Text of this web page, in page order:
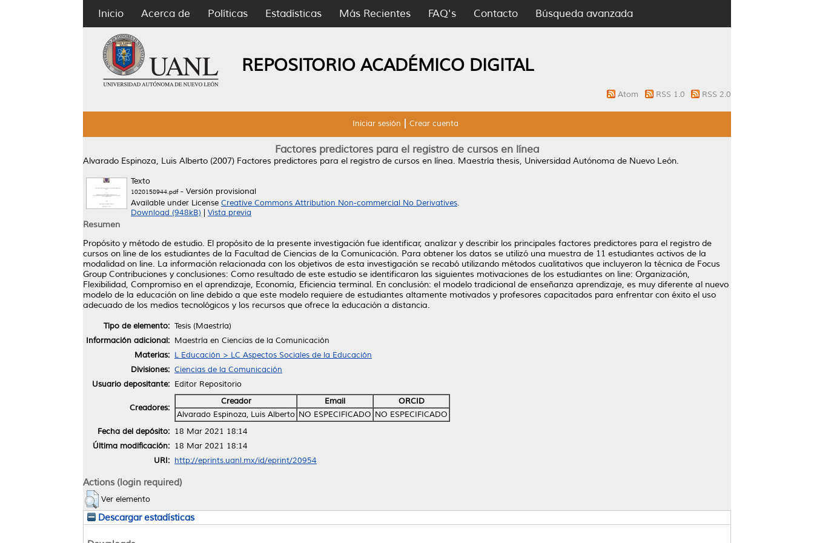
Inicio Acerca de Políticas Estadísticas Más Recientes FAQ's Contacto Búsqueda avanzada
REPOSITORIO ACADÉMICO DIGITAL
Atom RSS 1.0 RSS 2.0
Iniciar sesión Crear cuenta
Factores predictores para el registro de cursos en línea
Alvarado Espinoza, Luis Alberto (2007) Factores predictores para el registro de cursos en línea. Maestría thesis, Universidad Autónoma de Nuevo León.
Texto
1020158944.pdf- Versión provisional
Available under License Creative Commons Attribution Non-commercial No Derivatives.
Download (948kB)
Vista previa
Resumen
Propósito y método de estudio. El propósito de la presente investigación fue identificar, analizar y describir los principales factores predictores para el registro de
cursos on line de los estudiantes de la Facultad de Ciencias de la Comunicación. Para obtener los datos se utilizó una muestra de 11 estudiantes activos de la
modalidad on line. La información relacionada con los objetivos de esta investigación se recabó utilizando métodos cualitativos que incluyeron la técnica de Focus
Group Contribuciones y conclusiones: Como resultado de este estudio se identificaron las siguientes motivaciones de los estudiantes on line: Organización,
Flexibilidad, Compromiso en el aprendizaje, Economía, Eficiencia terminal. En conclusión: el modelo tradicional de enseñanza aprendizaje, es muy diferente al nuevo
modelo de la educación on line debido a que este modelo requiere de estudiantes altamente motivados y profesores capacitados para enfrentar con éxito el uso
adecuado de los medios tecnológicos y los recursos que ofrece la educación a distancia.
Tipo de elemento: Tesis (Maestría)
Información adicional: Maestría en Ciencias de la Comunicación
Materias: L Educación > LC Aspectos Sociales de la Educación
Divisiones: Ciencias de la Comunicación
Usuario depositante: Editor Repositorio
Creadores:
Creador Email
ORCID
Alvarado Espinoza, Luis Alberto NO ESPECIFICADO NO ESPECIFICADO
Fecha del depósito: 18 Mar 2021 18:14
Última modificación: 18 Mar 2021 18:14
URI: http://eprints.uanl.mx/id/eprint/20954
Actions (login required)
Ver elemento
Descargar estadísticas